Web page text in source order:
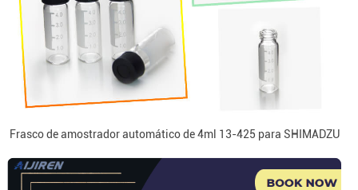
Frasco de amostrador automático de 4ml 13-425 para SHIMADZU